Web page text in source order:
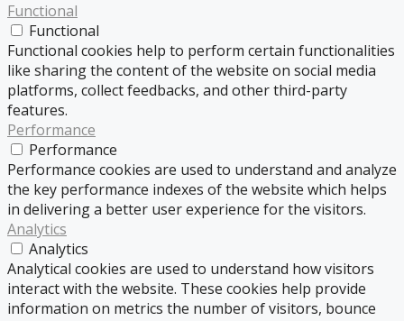
Functional
Functional
Functional cookies help to perform certain functionalities
like sharing the content of the website on social media
platforms, collect feedbacks, and other third-party
features.
Performance
Performance
Performance cookies are used to understand and analyze
the key performance indexes of the website which helps
in delivering a better user experience for the visitors.
Analytics
Analytics
Analytical cookies are used to understand how visitors
interact with the website. These cookies help provide
information on metrics the number of visitors, bounce